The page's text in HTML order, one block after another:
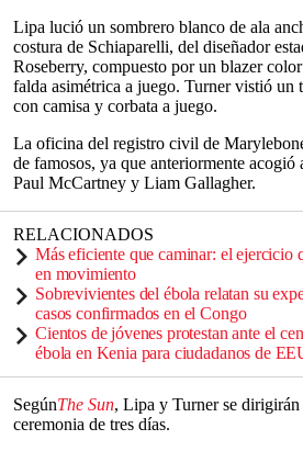
seconds
Lipa lució un sombrero blanco de ala
costura de Schiaparelli, del diseñador
Roseberry, compuesto por un blazer
falda asimétrica a juego. Turner vistió un
con camisa y corbata a juego.
La oficina del registro civil de
de famosos, ya que anteriormente acogió
Paul McCartney y Liam Gallagher.
RELACIONADOS
Más eficiente que caminar: el ejercicio
en movimiento
Sobrevivientes del ébola relatan su
casos confirmados en el Congo
Cientos de jóvenes protestan ante el
ébola en Kenia para ciudadanos de
SegúnThe Sun, Lipa y Turner se
ceremonia de tres días.